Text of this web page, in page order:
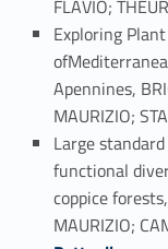
FLAVIO;
Exploring
Apennines,
MAURIZIO;
Large
functional
coppice
MAURIZIO;